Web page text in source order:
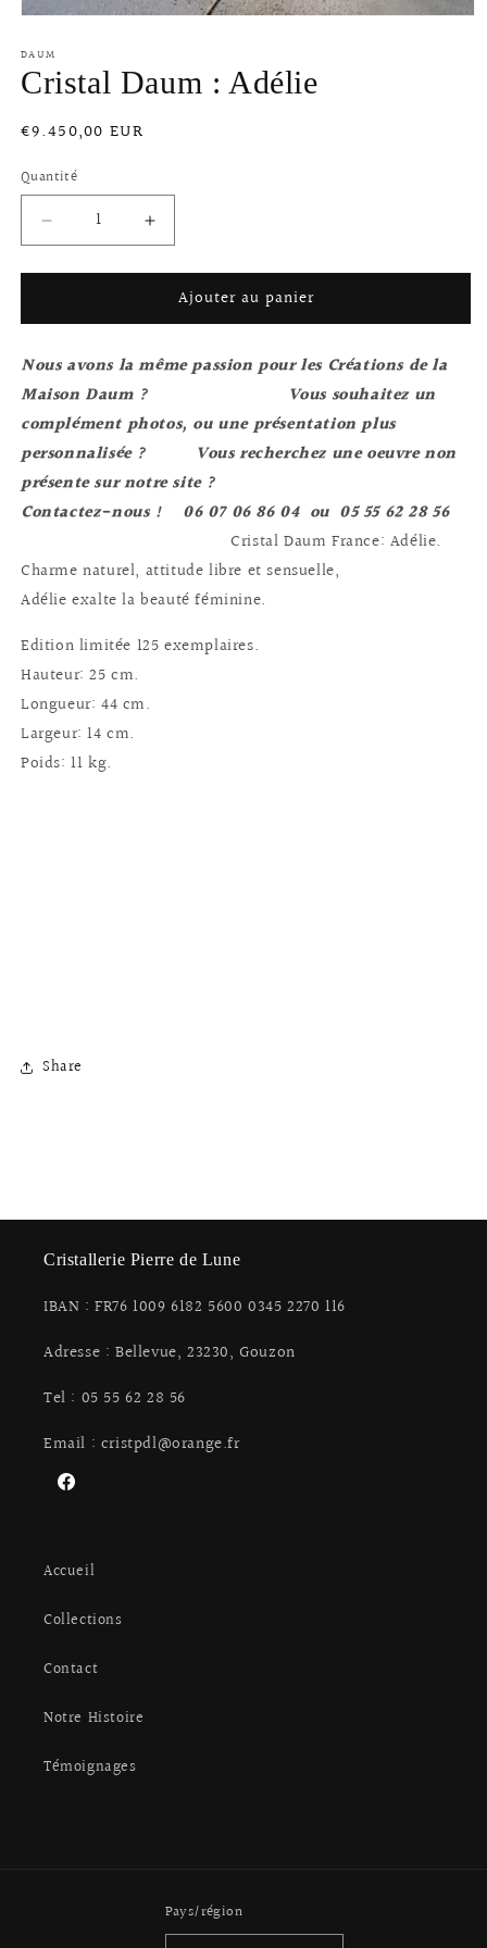
média
1
dans
modale
DAUM
Cristal Daum : Adélie
Prix
€9.450,00 EUR
Quantité
Réduire
la
quantité
Cristal
:
Adélie
Augmenter
la
quantité
Cristal
:
Ajouter au panier
Nous avons la même passion pour les Créations de la
Maison Daum ?
Vous souhaitez un
complément photos, ou une présentation plus
personnalisée ? Vous recherchez une oeuvre non
présente sur notre site ?
Contactez-nous ! 06 07 06 86 04 ou 05 55 62 28 56
Cristal Daum France: Adélie.
Charme naturel, attitude libre et sensuelle,
Adélie exalte la beauté féminine.
Edition limitée 125 exemplaires.
Hauteur: 25 cm.
Longueur: 44 cm.
Largeur: 14 cm.
Poids: 11 kg.
Share
Cristallerie Pierre de Lune
IBAN : FR76 1009 6182 5600 0345 2270 116
Adresse : Bellevue, 23230, Gouzon
Tel : 05 55 62 28 56
Email : cristpdl@orange.fr
Facebook
Accueil
Collections
Contact
Notre Histoire
Témoignages
Pays/région